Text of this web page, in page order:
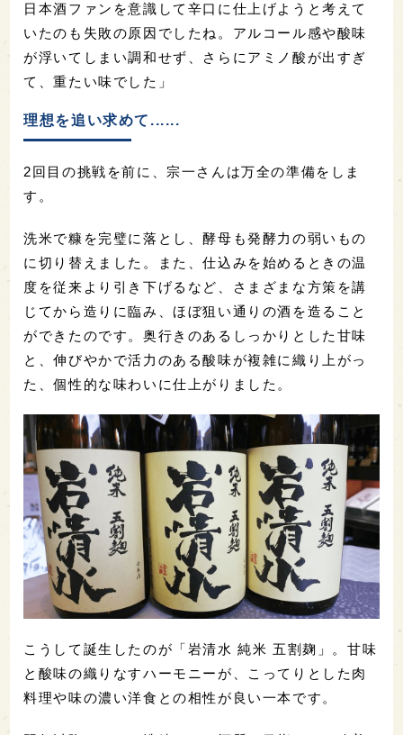
日本酒ファンを意識して辛口に仕上げようと考えて
いたのも失敗の原因でしたね。アルコール感や酸味
が浮いてしまい調和せず、さらにアミノ酸が出すぎ
て、重たい味でした」
理想を追い求めて......
2回目の挑戦を前に、宗一さんは万全の準備をしま
す。
洗米で糠を完璧に落とし、酵母も発酵力の弱いもの
に切り替えました。また、仕込みを始めるときの温
度を従来より引き下げるなど、さまざまな方策を講
じてから造りに臨み、ほぼ狙い通りの酒を造ること
ができたのです。奥行きのあるしっかりとした甘味
と、伸びやかで活力のある酸味が複雑に織り上がっ
た、個性的な味わいに仕上がりました。
こうして誕生したのが「岩清水 純米 五割麹」。甘味
と酸味の織りなすハーモニーが、こってりとした肉
料理や味の濃い洋食との相性が良い一本です。